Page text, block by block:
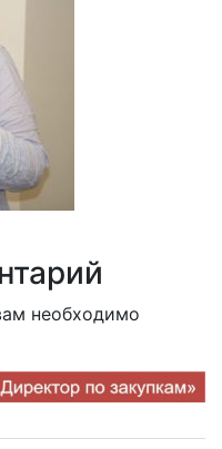
необходимо